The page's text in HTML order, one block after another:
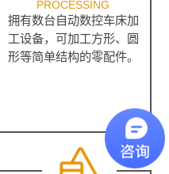
PROCESSING
拥有数台自动数控车床加
工设备，可加工方形、圆
形等简单结构的零配件。